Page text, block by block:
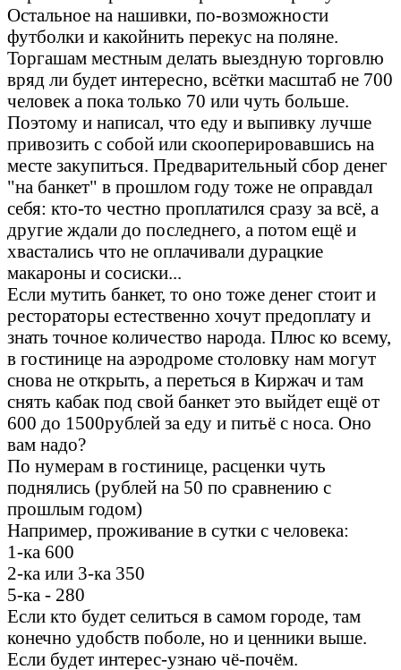
Остальное на нашивки, по-возможности
футболки и какойнить перекус на поляне.
Торгашам местным делать выездную торговлю
вряд ли будет интересно, всётки масштаб не 700
человек а пока только 70 или чуть больше.
Поэтому и написал, что еду и выпивку лучше
привозить с собой или скооперировавшись на
месте закупиться. Предварительный сбор денег
"на банкет" в прошлом году тоже не оправдал
себя: кто-то честно проплатился сразу за всё, а
другие ждали до последнего, а потом ещё и
хвастались что не оплачивали дурацкие
макароны и сосиски...
Если мутить банкет, то оно тоже денег стоит и
рестораторы естественно хочут предоплату и
знать точное количество народа. Плюс ко всему,
в гостинице на аэродроме столовку нам могут
снова не открыть, а переться в Киржач и там
снять кабак под свой банкет это выйдет ещё от
600 до 1500рублей за еду и питьё с носа. Оно
вам надо?
По нумерам в гостинице, расценки чуть
поднялись (рублей на 50 по сравнению с
прошлым годом)
Например, проживание в сутки с человека:
1-ка 600
2-ка или 3-ка 350
5-ка - 280
Если кто будет селиться в самом городе, там
конечно удобств поболе, но и ценники выше.
Если будет интерес-узнаю чё-почём.